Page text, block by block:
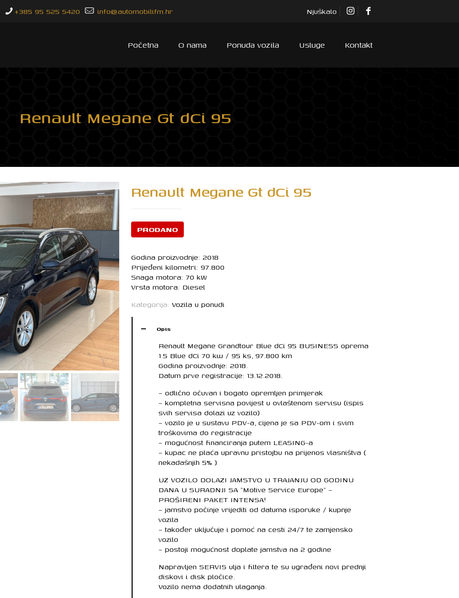
+385 95 525 5420 info@automobilifm.hr Njuškalo
Početna O nama Ponuda vozila Usluge Kontakt
Renault Megane Gt dCi 95
Renault Megane Gt dCi 95
PRODANO
Godina proizvodnje: 2018
Prijeđeni kilometri: 97.800
Snaga motora: 70 kW
Vrsta motora: Diesel
Kategorija: Vozila u ponudi
Opis
Renault Megane Grandtour Blue dCi 95 BUSINESS oprema
1.5 Blue dCi 70 kw / 95 ks, 97.800 km
Godina proizvodnje: 2018.
Datum prve registracije: 13.12.2018.
– odlično očuvan i bogato opremljen primjerak
– kompletna servisna povijest u ovlaštenom servisu (ispis
svih servisa dolazi uz vozilo)
– vozilo je u sustavu PDV-a, cijena je sa PDV-om i svim
troškovima do registracije
– mogućnost financiranja putem LEASING-a
– kupac ne plaća upravnu pristojbu na prijenos vlasništva (
nekadašnjih 5% )
UZ VOZILO DOLAZI JAMSTVO U TRAJANJU OD GODINU
DANA U SURADNJI SA “Motive Service Europe” –
PROŠIRENI PAKET INTENSA!
– jamstvo počinje vrijediti od datuma isporuke / kupnje
vozila
– također uključuje i pomoć na cesti 24/7 te zamjensko
vozilo
– postoji mogućnost doplate jamstva na 2 godine
Napravljen SERVIS ulja i filtera te su ugrađeni novi prednji
diskovi i disk pločice.
Vozilo nema dodatnih ulaganja.